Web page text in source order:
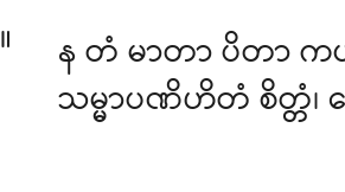
။
န တံ မာတာ ပိတာ က
သမ္မာပဏိဟိတံ စိတ္တံ၊